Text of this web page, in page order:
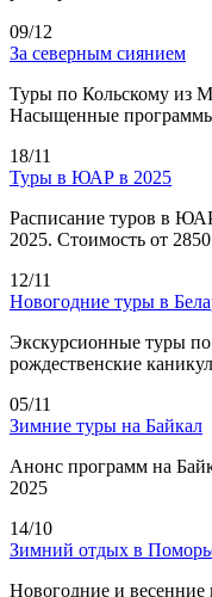
09/12
За северным сиянием
Туры по Кольскому из
Насыщенные
18/11
Туры в ЮАР в 2025
Расписание туров в
2025. Стоимость от
12/11
Новогодние туры в
Экскурсионные туры
рождественские
05/11
Зимние туры на Байкал
Анонс программ на
2025
14/10
Зимний отдых в
Новогодние и весенние